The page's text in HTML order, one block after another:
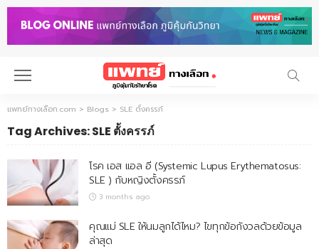
แพทย์ทางเลือก.com > Blogs > SLE ตั้งครรภ์
Tag Archives: SLE ตั้งครรภ์
โรค เอส แอล อี (Systemic Lupus Erythematosus:
SLE ) กับหญิงตั้งครรภ์
3 months ago
คุณแม่ SLE ให้นมลูกได้ไหม? ไขทุกข้อกังวลด้วยข้อมูล
ล่าสุด